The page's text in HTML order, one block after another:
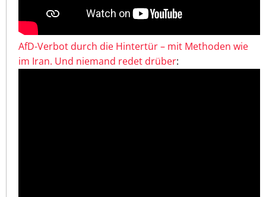
AfD-Verbot durch die Hintertür – mit Methoden wie
im Iran. Und niemand redet drüber: